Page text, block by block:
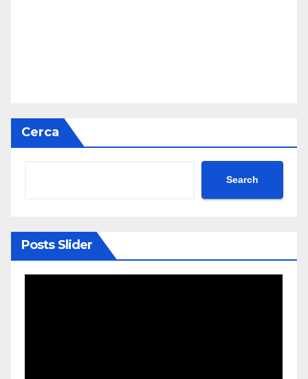
Cerca
Search
Posts Slider